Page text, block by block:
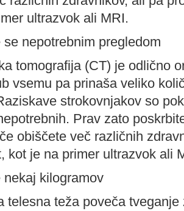
ultrazvok ali MRI.
se nepotrebnim pregledom
tomografija (CT) je odlično
vsemu pa prinaša veliko
strokovnjakov so
Prav zato
obiščete več različnih
kot je na primer ultrazvok ali
nekaj kilogramov
telesna teža poveča